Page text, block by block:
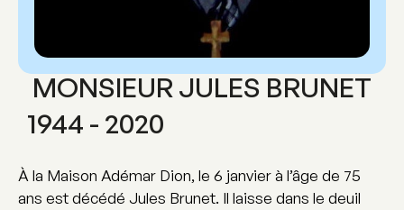
À la Maison Adémar Dion, le 6 janvier à l’âge de 75
ans est décédé Jules Brunet. Il laisse dans le deuil
MONSIEUR JULES BRUNET
1944 - 2020